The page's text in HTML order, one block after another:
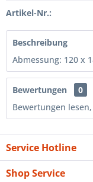
Artikel-Nr.:
Beschreibung
Abmessung: 120 x
Bewertungen
0
Bewertungen
Service Hotline
Shop Service